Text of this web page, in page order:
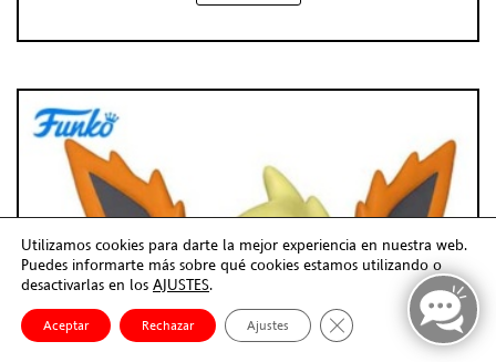
Utilizamos cookies para darte la mejor experiencia en nuestra web.
Puedes informarte más sobre qué cookies estamos utilizando o
desactivarlas en los AJUSTES.
Aceptar Rechazar Ajustes Cerrar el banner de